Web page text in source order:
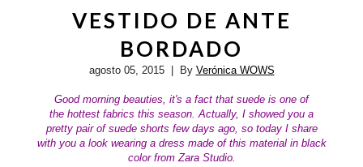
VESTIDO DE ANTE
BORDADO
agosto 05, 2015| By Verónica WOWS
Good morning beauties, it's a fact that suede is one of
the hottest fabrics this season . Actually, I showed you a
pretty pair of suede shorts few days ago, so today I share
with you a look wearing a dress made of this material in black
color from Zara Studio.